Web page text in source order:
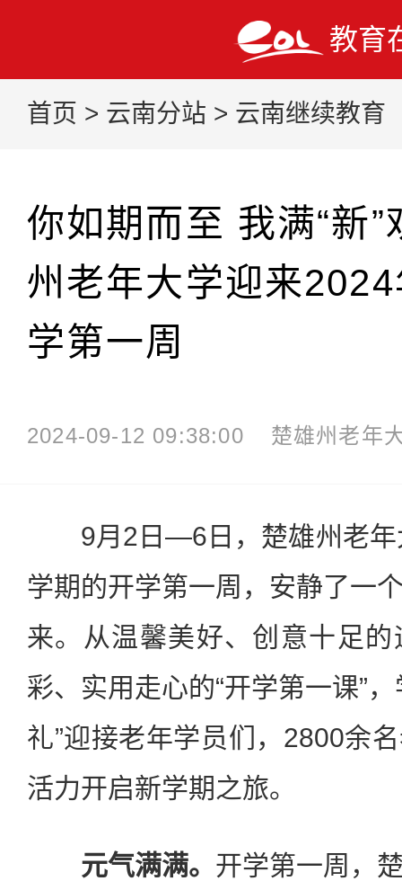
教育
首页 > 云南分站 > 云南继续教育
你如期而至 我满“
州老年大学迎来
学第一周
2024-09-12 09:38:00 楚雄州老年
9月2日—6日，楚雄州老年
学期的开学第一周，安静了一
来。从温馨美好、创意十足
彩、实用走心的“开学第一课”
礼”迎接老年学员们，2800余
活力开启新学期之旅。
元气满满。 开学第一周，